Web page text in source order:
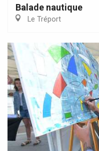
Balade nautique
Le Tréport